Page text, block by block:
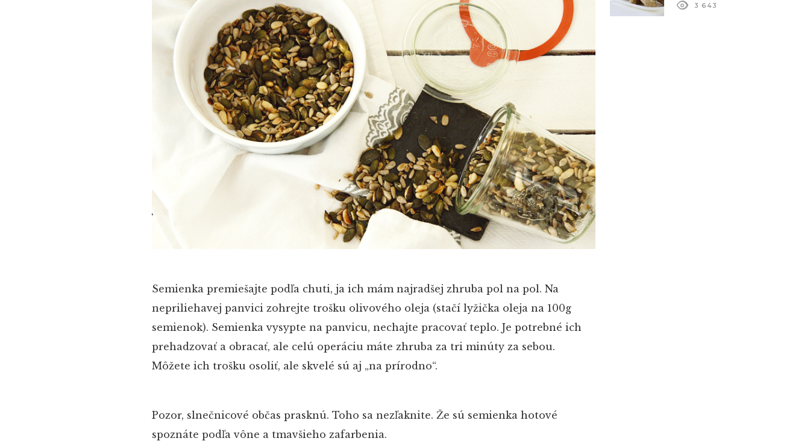
Semienka premiešajte podľa chuti, ja ich mám najradšej zhruba pol na pol. Na
nepriliehavej panvici zohrejte trošku olivového oleja (stačí lyžička oleja na 100g
semienok). Semienka vysypte na panvicu, nechajte pracovať teplo. Je potrebné ich
prehadzovať a obracať, ale celú operáciu máte zhruba za tri minúty za sebou.
Môžete ich trošku osoliť, ale skvelé sú aj „na prírodno“.
Pozor, slnečnicové občas prasknú. Toho sa nezľaknite. Že sú semienka hotové
spoznáte podľa vône a tmavšieho zafarbenia.
3 643